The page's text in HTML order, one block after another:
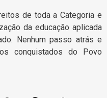
de toda a Categoria e
da educação aplicada
Nenhum passo atrás e
conquistados do Povo